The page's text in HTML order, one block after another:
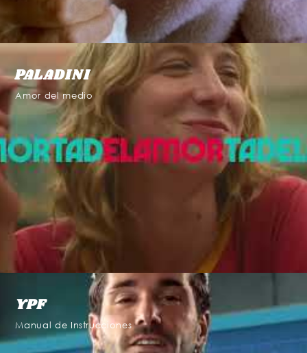
PALADINI
Amor del medio
YPF
Manual de Instrucciones